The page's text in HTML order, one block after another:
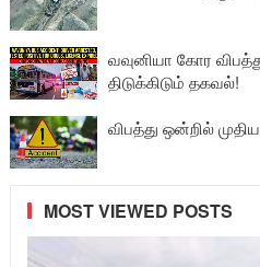
வவுனியா கோர
திடுக்கிடும் தகவல்!
விபத்து ஒன்றில்
MOST VIEWED POSTS